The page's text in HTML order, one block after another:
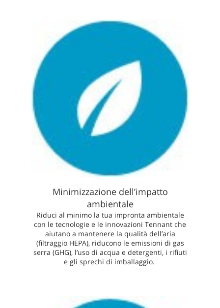
Minimizzazione dell’impatto
ambientale
Riduci al minimo la tua impronta ambientale
con le tecnologie e le innovazioni Tennant che
aiutano a mantenere la qualità dell’aria
(filtraggio HEPA), riducono le emissioni di gas
serra (GHG), l’uso di acqua e detergenti, i rifiuti
e gli sprechi di imballaggio.